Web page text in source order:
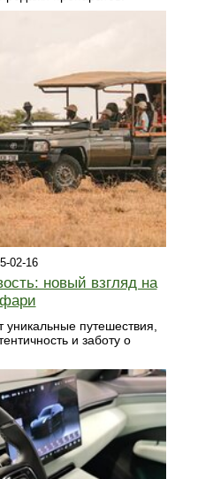
02-16
новый взгляд на
уникальные путешествия,
и заботу о